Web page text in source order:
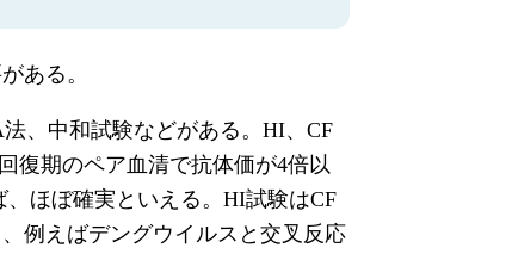
ある。
、中和試験などがある。HI、CF
復期のペア血清で抗体価が4倍以
ほぼ確実といえる。HI試験はCF
例えばデングウイルスと交叉反応